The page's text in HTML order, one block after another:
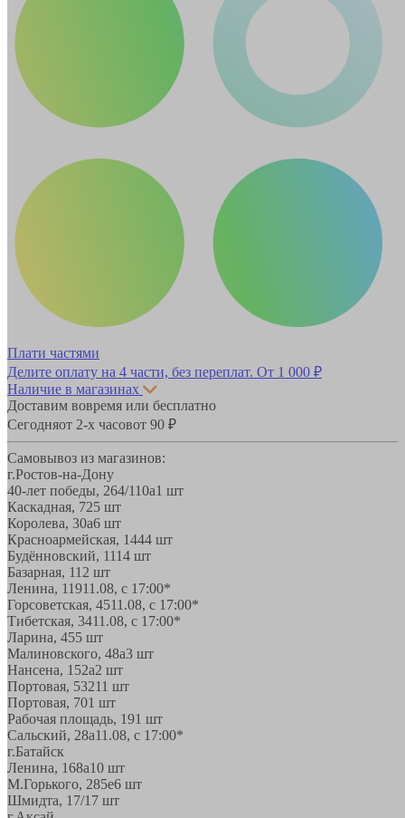
Плати частями
Делите оплату на 4 части, без переплат. От 1 000 ₽
Наличие в магазинах
Доставим вовремя или бесплатно
Сегодняот 2-х часовот 90 ₽
Самовывоз из магазинов:
г.Ростов-на-Дону
40-лет победы, 264/110а1 шт
Каскадная, 725 шт
Королева, 30а6 шт
Красноармейская, 1444 шт
Будённовский, 1114 шт
Базарная, 11 2 шт
Ленина, 11911.08, с 17:00*
Горсоветская, 4511.08, с 17:00*
Тибетская, 3411.08, с 17:00*
Ларина, 455 шт
Малиновского, 48а3 шт
Нансена, 152а2 шт
Портовая, 53211 шт
Портовая, 701 шт
Рабочая площадь, 191 шт
Сальский, 28a11.08, с 17:00*
г.Батайск
Ленина, 168а10 шт
М.Горького, 285е6 шт
Шмидта, 17/1 7 шт